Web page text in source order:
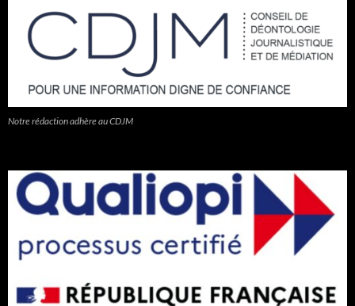
Notre rédaction adhère au CDJM